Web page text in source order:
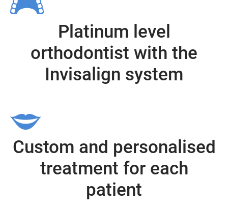
Platinum level
orthodontist with the
Invisalign system
Custom and personalised
treatment for each
patient